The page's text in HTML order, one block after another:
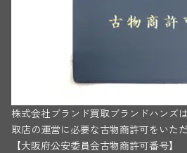
株式会社ブランド買取ブランドハンズ
取店の運営に必要な古物商許可をいた
【大阪府公安委員会古物商許可番号】